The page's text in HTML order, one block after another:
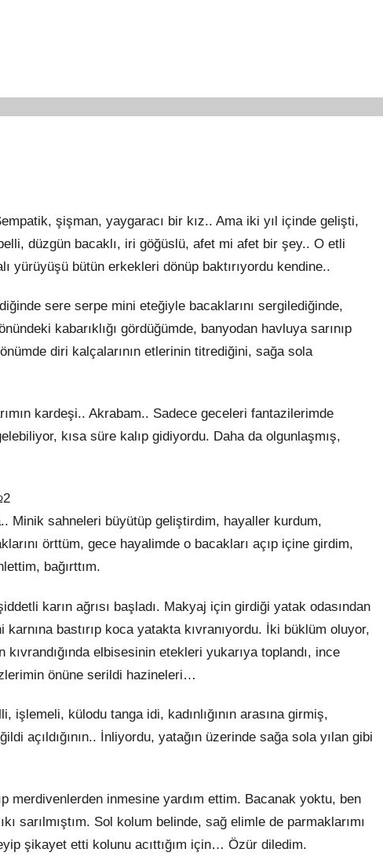
şişman, yaygaracı bir kız.. Ama iki yıl içinde gelişti,
düzgün bacaklı, iri göğüslü, afet mi afet bir şey.. O etli
yürüyüşü bütün erkekleri dönüp baktırıyordu kendine..
sere serpe mini eteğiyle bacaklarını sergilediğinde,
kabarıklığı gördüğümde, banyodan havluya sarınıp
diri kalçalarının etlerinin titrediğini, sağa sola
kardeşi.. Akrabam.. Sadece geceleri fantazilerimde
kısa süre kalıp gidiyordu. Daha da olgunlaşmış,
Minik sahneleri büyütüp geliştirdim, hayaller kurdum,
örttüm, gece hayalimde o bacakları açıp içine girdim,
bağırttım.
karın ağrısı başladı. Makyaj için girdiği yatak odasından
bastırıp koca yatakta kıvranıyordu. İki büklüm oluyor,
elbisesinin etekleri yukarıya toplandı, ince
önüne serildi hazineleri…
külodu tanga idi, kadınlığının arasına girmiş,
açıldığının.. İnliyordu, yatağın üzerinde sağa sola yılan gibi
merdivenlerden inmesine yardım ettim. Bacanak yoktu, ben
sarılmıştım. Sol kolum belinde, sağ elimle de parmaklarımı
şikayet etti kolunu acıttığım için… Özür diledim.